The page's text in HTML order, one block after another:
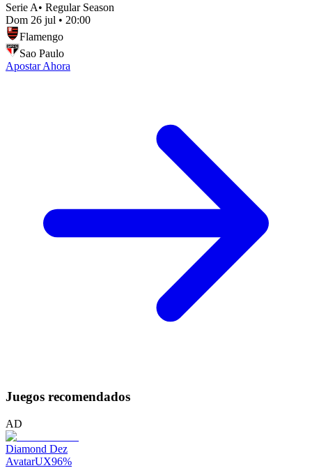
Serie A• Regular Season
Dom 26 jul • 20:00
Flamengo
Sao Paulo
Apostar Ahora
Juegos recomendados
AD
Diamond Dez
AvatarUX96%